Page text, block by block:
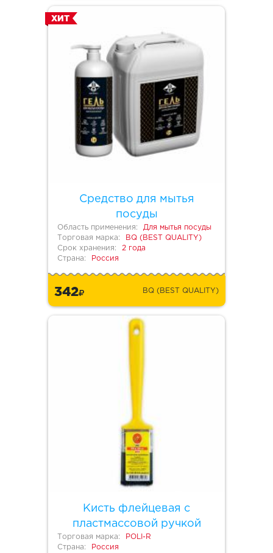
Средство для мытья
посуды
ХИТ
Область применения:
Для мытья посуды
Торговая марка:
BQ (BEST QUALITY)
Срок хранения:
2 года
Страна:
Россия
342 BQ (BEST QUALITY)
Кисть флейцевая с
пластмассовой ручкой
Торговая марка:
POLI-R
Страна:
Россия